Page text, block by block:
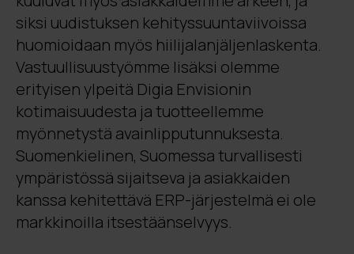
siksi uudistuksen kehityssuuntaviivoissa
huomioidaan myös hiilijalanjäljenlaskenta.
Vastuullisuustyömme lisäksi olemme
erityisen ylpeitä Digia Envisionin
kotimaisuudesta ja tuotteellemme
myönnetystä avainlipputunnuksesta.
Suomenkielinen, Suomessa turvallisesti
ympäristössä sijaitseva ja asiakkaiden
kanssa kehitettävä ERP-järjestelmä ei ole
markkinoilla itsestäänselvyys.